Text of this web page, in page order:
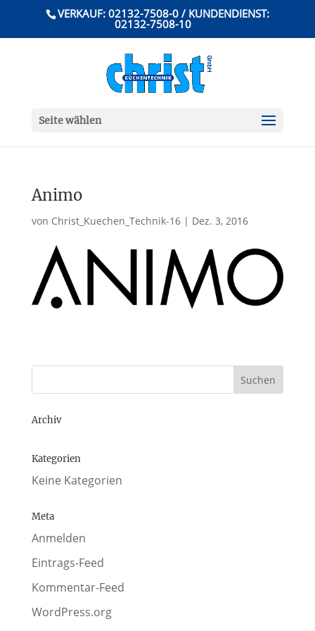
VERKAUF: 02132-7508-0 / KUNDENDIENST:
02132-7508-10
Seite wählen
Animo
von Christ_Kuechen_Technik-16| Dez. 3, 2016
Archiv
Kategorien
Keine Kategorien
Meta
Anmelden
Eintrags-Feed
Kommentar-Feed
WordPress.org